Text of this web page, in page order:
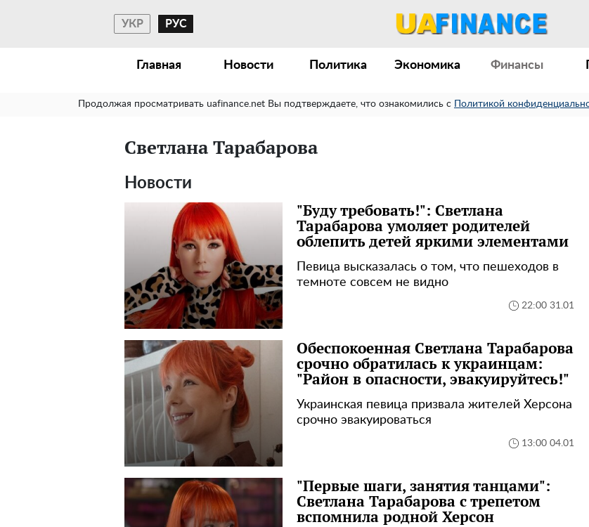
УКР РУС
Главная Новости Политика Экономика Финансы
Продолжая просматривать uafinance.net Вы подтверждаете, что ознакомились с Политикой
Светлана Тарабарова
Новости
"Буду требовать!": Светлана
Тарабарова умоляет родителей
облепить детей яркими элементами
Певица высказалась о том, что пешеходов в
темноте совсем не видно
22:00 31.01
Обеспокоенная Светлана Тарабарова
срочно обратилась к украинцам:
"Район в опасности, эвакуируйтесь!"
Украинская певица призвала жителей Херсона
срочно эвакуироваться
13:00 04.01
"Первые шаги, занятия танцами":
Светлана Тарабарова с трепетом
вспомнила родной Херсон